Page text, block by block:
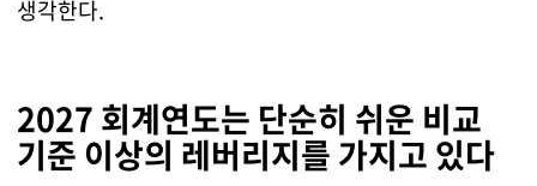
생각한다.
2027 회계연도는 단순히 쉬운 비교
기준 이상의 레버리지를 가지고 있다